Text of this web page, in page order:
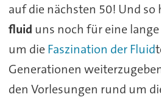
auf die nächsten 50! Und so
fluid uns noch für eine
um die Faszination der Fluid
Generationen
den Vorlesungen rund um